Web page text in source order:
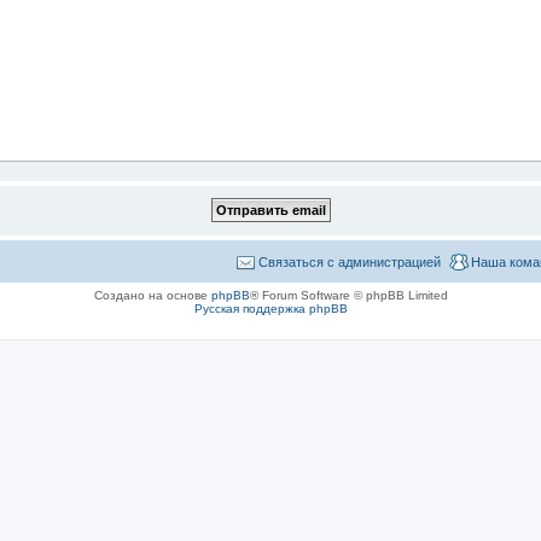
Наша
Связаться с администрацией
Создано на основе phpBB® Forum Software © phpBB Limited
Русская поддержка phpBB